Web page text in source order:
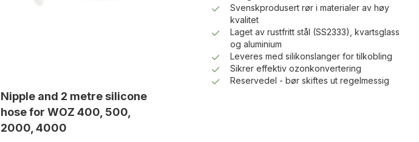
Nipple and 2 metre silicone
hose for WOZ 400, 500,
2000, 4000
Svenskprodusert rør i materialer av høy
kvalitet
Laget av rustfritt stål (SS2333), kvartsglass
og aluminium
Leveres med silikonslanger for tilkobling
Sikrer effektiv ozonkonvertering
Reservedel - bør skiftes ut regelmessig